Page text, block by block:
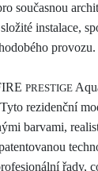
současnou
instalace,
provozu.
PRESTIGE
rezidenční
barvami,
řady,